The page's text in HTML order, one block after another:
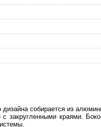
дизайна собирается из
с закругленными краями.